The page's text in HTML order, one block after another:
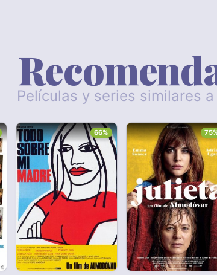
Películas y series similares
66%